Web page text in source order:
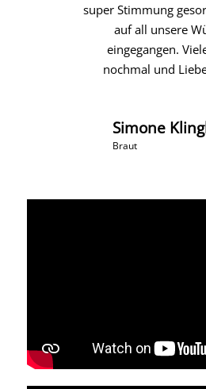
super Stimmung
auf all unsere
eingegangen.
nochmal und
Simone
Braut